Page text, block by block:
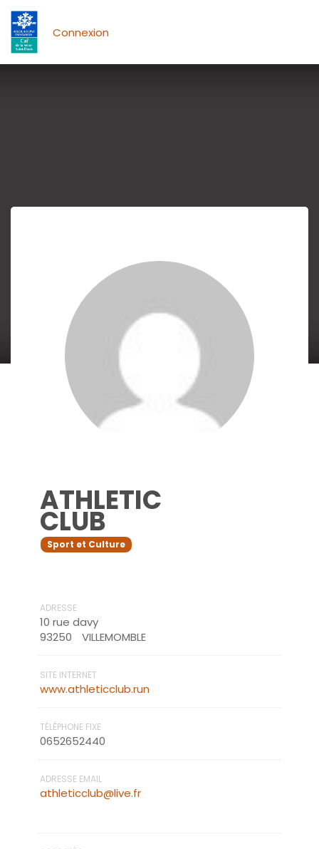
Connexion
ATHLETIC
CLUB
Sport et Culture
ADRESSE
10 rue davy
93250
VILLEMOMBLE
SITE INTERNET
www.athleticclub.run
TÉLÉPHONE FIXE
0652652440
ADRESSE EMAIL
athleticclub@live.fr